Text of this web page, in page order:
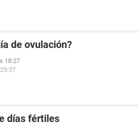
de ovulación?
18:27
días fértiles